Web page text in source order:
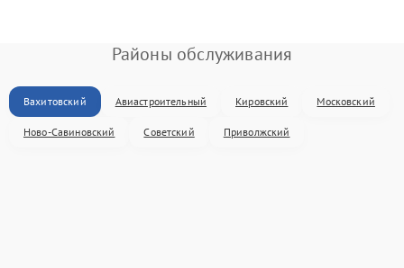
Районы обслуживания
Вахитовский Авиастроительный Кировский Московский
Ново-Савиновский Советский Приволжский